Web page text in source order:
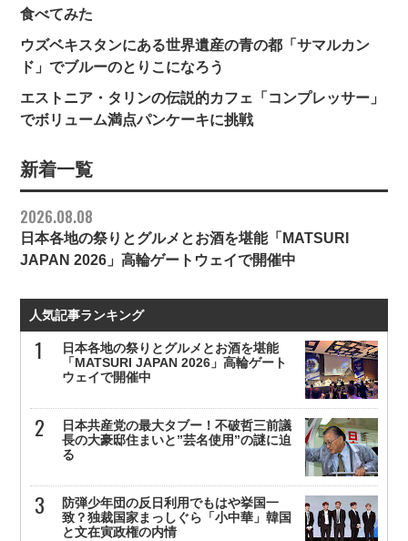
食べてみた
ウズベキスタンにある世界遺産の青の都「サマルカン
ド」でブルーのとりこになろう
エストニア・タリンの伝説的カフェ「コンプレッサー」
でボリューム満点パンケーキに挑戦
新着一覧
2026.08.08
日本各地の祭りとグルメとお酒を堪能「MATSURI
JAPAN 2026」高輪ゲートウェイで開催中
人気記事ランキング
日本各地の祭りとグルメとお酒を堪能
「MATSURI JAPAN 2026」高輪ゲート
ウェイで開催中
日本共産党の最大タブー！不破哲三前議
長の大豪邸住まいと”芸名使用”の謎に迫
る
防弾少年団の反日利用でもはや挙国一
致？独裁国家まっしぐら「小中華」韓国
と文在寅政権の内情